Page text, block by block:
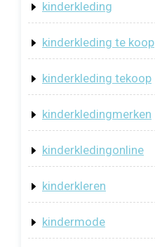
kinderkleding
kinderkleding te koop
kinderkleding tekoop
kinderkledingmerken
kinderkledingonline
kinderkleren
kindermode